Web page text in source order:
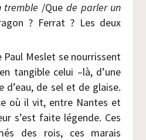
tremble /​Que de par­ler un
? Fer­rat ? Les deux
Paul Mes­let se nour­rissent
tan­gible celui –là, d’une
de sel et de glaise.
où il vit, entre Nantes et
s’est faite légende. Ces
des rois, ces marais